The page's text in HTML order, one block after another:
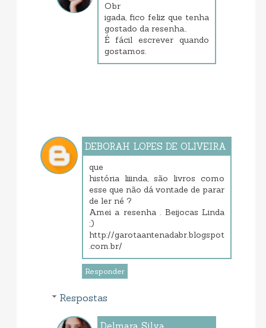
Obr
igada, fico feliz que tenha
gostado da resenha..
É fácil escrever quando
gostamos.
DEBORAH LOPES DE OLIVEIRA
que
história liiinda, são livros como
esse que não dá vontade de parar
de ler né ?
Amei a resenha . Beijocas Linda
;)
http://garotaantenadabr.blogspot
.com.br/
Responder
Respostas